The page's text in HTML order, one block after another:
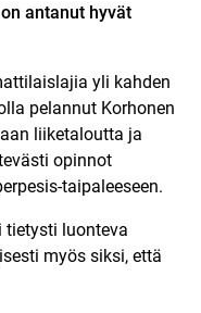
antanut hyvät
yli kahden
pelannut Korhonen
liiketaloutta ja
opinnot
taipaleeseen.
luonteva
myös siksi, että